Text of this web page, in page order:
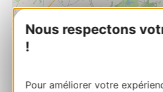
Nous respectons
!
Pour améliorer votre
Leaflet | Map
Chemin de l’Estèpe